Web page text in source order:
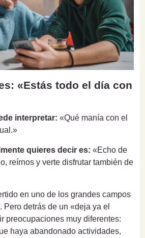
«Estás todo el día con
interpretar: «Qué manía con el
quieres decir es: «Echo de
reírnos y verte disfrutar también de
en uno de los grandes campos
detrás de un «deja ya el
preocupaciones muy diferentes:
haya abandonado actividades,